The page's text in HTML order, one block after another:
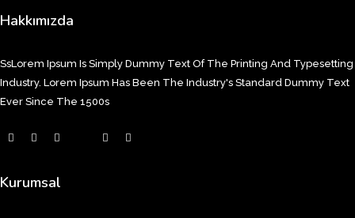
Hakkımızda
SsLorem Ipsum Is Simply Dummy Text Of The Printing And Typesetting
Industry. Lorem Ipsum Has Been The Industry's Standard Dummy Text
Ever Since The 1500s
Kurumsal